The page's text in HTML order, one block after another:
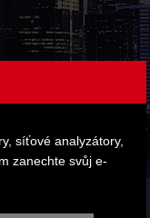
síťové analyzátory,
zanechte svůj e-